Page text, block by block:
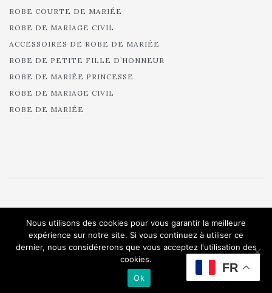
ROBE COURTE DE MARIÉE
ROBE DE MARIAGE CIVIL
ACCESSOIRES DE ROBE DE MARIÉE
ROBE DE PETITE FILLE D’HONNEUR
ROBE DE MARIÉE PRINCESSE
ROBE DE MARIAGE CIVIL
ROBE DE MARIÉE
All rights reserved.
FR
Nous utilisons des cookies pour vous garantir la meilleure
expérience sur notre site. Si vous continuez à utiliser ce
dernier, nous considérerons que vous acceptez l'utilisation des
cookies.
Ok